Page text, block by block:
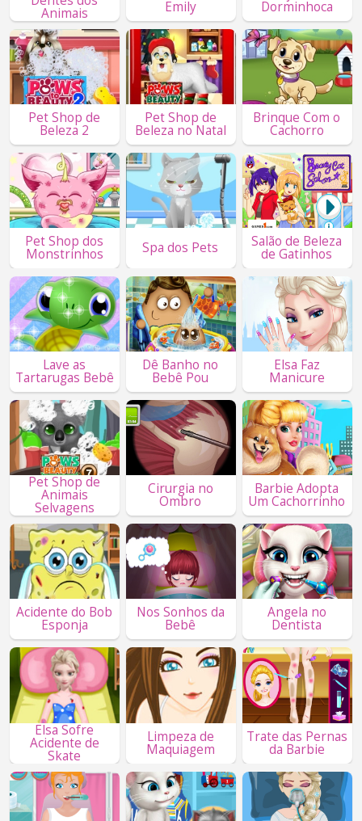
Animais Emily Dorminhoca
Pet Shop de
Beleza 2
Pet Shop de
Beleza no Natal
Brinque Com o
Cachorro
Pet Shop dos
Monstrinhos Spa dos Pets Salão de Beleza
de Gatinhos
Lave as
Tartarugas Bebê
Dê Banho no
Bebê Pou
Elsa Faz
Manicure
Pet Shop de
Animais
Selvagens
Cirurgia no
Ombro
Barbie Adopta
Um Cachorrinho
Acidente do Bob
Esponja
Nos Sonhos da
Bebê
Angela no
Dentista
Elsa Sofre
Acidente de
Skate
Limpeza de
Maquiagem
Trate das Pernas
da Barbie